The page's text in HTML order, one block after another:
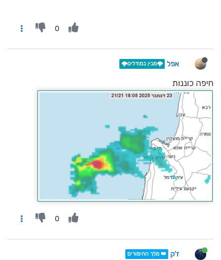
0
אפל 🌩️מבין במודלים🌩️
חיפה כוננות
0
ז'ק 👑 מלך ההימורים